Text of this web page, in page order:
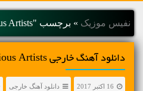
نفیس موزیک » برچسب "Various Artists"
دانلود آهنگ خارجی Various Artists با عنوان Danny Boy
16 اکتبر 2017 دانلود آهنگ خارجی